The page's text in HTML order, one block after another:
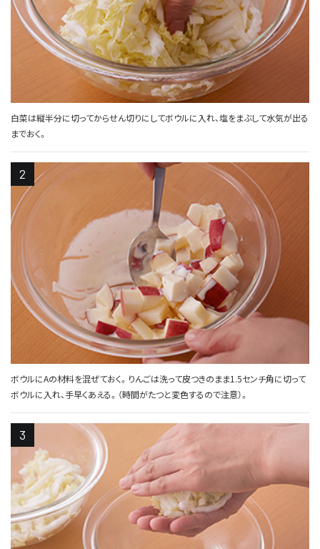
白菜は縦半分に切ってからせん切りにしてボウルに入れ、塩をまぶして水気が出る
までおく。
ボウルにAの材料を混ぜておく。りんごは洗って皮つきのまま1.5センチ角に切って
ボウルに入れ、手早くあえる。（時間がたつと変色するので注意）。